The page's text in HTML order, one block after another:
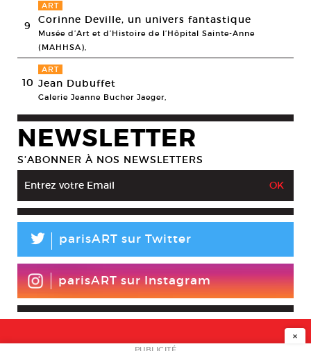
9
ART
Corinne Deville, un univers fantastique
Musée d’Art et d’Histoire de l’Hôpital Sainte-Anne
(MAHHSA),
10
ART
Jean Dubuffet
Galerie Jeanne Bucher Jaeger,
NEWSLETTER
S’ABONNER À NOS NEWSLETTERS
L parisART sur Twitter
parisART sur Instagram
×